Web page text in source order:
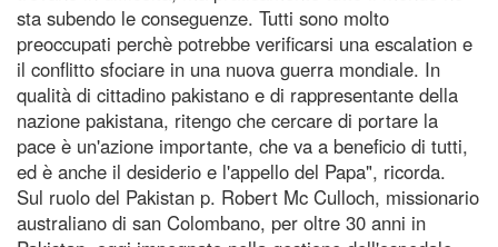
sta subendo le conseguenze. Tutti sono molto
preoccupati perchè potrebbe verificarsi una escalation e
il conflitto sfociare in una nuova guerra mondiale. In
qualità di cittadino pakistano e di rappresentante della
nazione pakistana, ritengo che cercare di portare la
pace è un'azione importante, che va a beneficio di tutti,
ed è anche il desiderio e l'appello del Papa", ricorda.
Sul ruolo del Pakistan p. Robert Mc Culloch, missionario
australiano di san Colombano, per oltre 30 anni in